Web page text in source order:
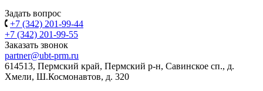
Задать вопрос
+7 (342) 201-99-44
+7 (342) 201-99-55
Заказать звонок
partner@ubt-prm.ru
614513, Пермский край, Пермский р-н, Савинское сп., д.
Хмели, Ш.Космонавтов, д. 320